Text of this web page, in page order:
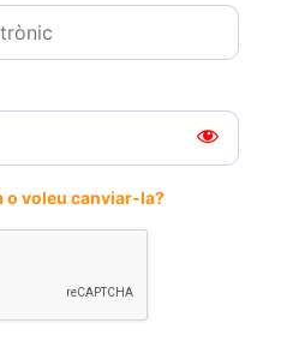
o voleu canviar-la?